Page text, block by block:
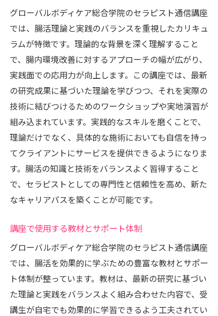
グローバルボディケア総合学院のセラピスト通信講座
では、腸活理論と実践のバランスを重視したカリキュ
ラムが特徴です。理論的な背景を深く理解すること
で、腸内環境改善に対するアプローチの幅が広がり、
実践面での応用力が向上します。この講座では、最新
の研究成果に基づいた理論を学びつつ、それを実際の
技術に結びつけるためのワークショップや実地演習が
組み込まれています。実践的なスキルを磨くことで、
理論だけでなく、具体的な施術においても自信を持っ
てクライアントにサービスを提供できるようになりま
す。腸活の知識と技術をバランスよく習得すること
で、セラピストとしての専門性と信頼性を高め、新た
なキャリアパスを築くことが可能です。
講座で使用する教材とサポート体制
グローバルボディケア総合学院のセラピスト通信講座
では、腸活を効果的に学ぶための豊富な教材とサポー
ト体制が整っています。教材は、最新の研究に基づい
た理論と実践をバランスよく組み合わせた内容で、受
講生が自宅でも効果的に学習できるよう工夫されてい